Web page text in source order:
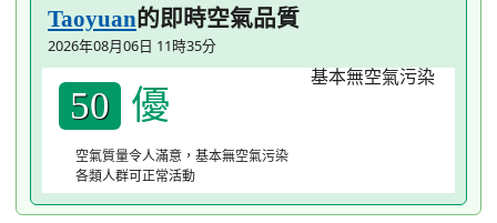
Taoyuan的即時空氣品質
2026年08月06日 11時35分
50 優
空氣質量令人滿意，基本無空氣污染
各類人群可正常活動